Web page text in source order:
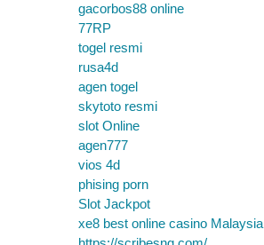
gacorbos88 online
77RP
togel resmi
rusa4d
agen togel
skytoto resmi
slot Online
agen777
vios 4d
phising porn
Slot Jackpot
xe8 best online casino Malaysia